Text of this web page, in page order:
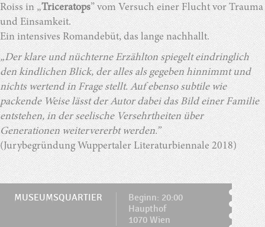
Roiss in „Triceratops” vom Versuch einer Flucht vor Trauma
und Einsamkeit.
Ein intensives Romandebüt, das lange nachhallt.
„Der klare und nüchterne Erzählton spiegelt eindringlich
den kindlichen Blick, der alles als gegeben hinnimmt und
nichts wertend in Frage stellt. Auf ebenso subtile wie
packende Weise lässt der Autor dabei das Bild einer Familie
entstehen, in der seelische Versehrtheiten über
Generationen weitervererbt werden.”
(Jurybegründung Wuppertaler Literaturbiennale 2018)
MUSEUMSQUARTIER
Beginn: 20:00
Haupthof
1070 Wien